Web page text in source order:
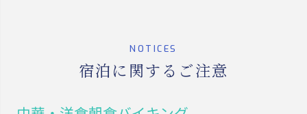
NOTICES
宿泊に関するご注意